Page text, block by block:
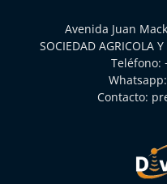
Avenida Juan
SOCIEDAD AGRICOLA
Teléfono:
Whatsapp:
Contacto: